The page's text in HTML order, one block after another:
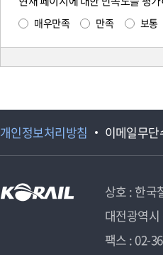
매우만족 만족 보통
개인정보처리방침 이메일무
상호 : 한국
대전광역
팩스 : 02-